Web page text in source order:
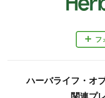
フ
ハーバライフ・オ